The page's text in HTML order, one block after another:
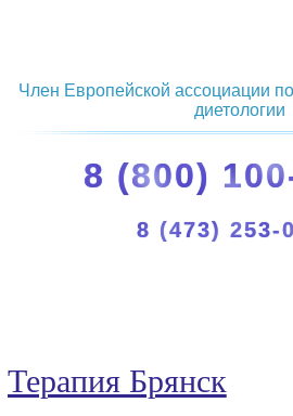
Член Европейской ассоциации
диетологии
8 (800)
8 (473) 253-
Терапия Брянск